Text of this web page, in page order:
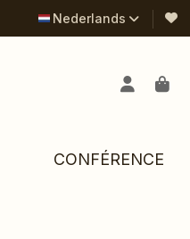
Nederlands
CONFÉRENCE